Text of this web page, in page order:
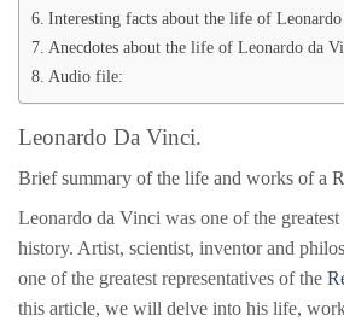
Interesting facts about the life of
Anecdotes about the life of Leonardo da
Audio file:
Leonardo Da Vinci.
Brief summary of the life and works of a
Leonardo da Vinci was one of the greatest
history. Artist, scientist, inventor and
one of the greatest representatives of the
this article, we will delve into his life,